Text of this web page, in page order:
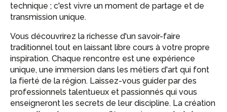
technique ; c'est vivre un moment de partage et de
transmission unique.
Vous découvrirez la richesse d'un savoir-faire
traditionnel tout en laissant libre cours à votre propre
inspiration. Chaque rencontre est une expérience
unique, une immersion dans les métiers d'art qui font
la fierté de la région. Laissez-vous guider par des
professionnels talentueux et passionnés qui vous
enseigneront les secrets de leur discipline. La création